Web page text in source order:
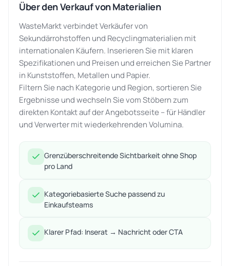
Über den Verkauf von Materialien
WasteMarkt verbindet Verkäufer von
Sekundärrohstoffen und Recyclingmaterialien mit
internationalen Käufern. Inserieren Sie mit klaren
Spezifikationen und Preisen und erreichen Sie Partner
in Kunststoffen, Metallen und Papier.
Filtern Sie nach Kategorie und Region, sortieren Sie
Ergebnisse und wechseln Sie vom Stöbern zum
direkten Kontakt auf der Angebotsseite – für Händler
und Verwerter mit wiederkehrenden Volumina.
Grenzüberschreitende Sichtbarkeit ohne Shop
pro Land
Kategoriebasierte Suche passend zu
Einkaufsteams
Klarer Pfad: Inserat → Nachricht oder CTA